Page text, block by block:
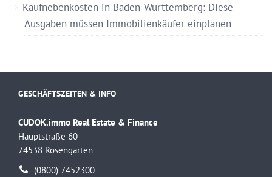
Kaufnebenkosten in Baden-Württemberg: Diese
Ausgaben müssen Immobilienkäufer einplanen
GESCHÄFTSZEITEN & INFO
CUDOK.immo Real Estate & Finance
Hauptstraße 60
74538 Rosengarten
(0800) 7452300